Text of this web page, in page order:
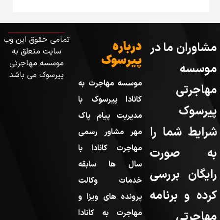
مهاجرت به
پیرسوک با
پیام پاک
مشاور رسمی
کانادا با
وکالت
های ویزا و
به کانادا
تمامی حقوق این وب
سایت متعلق به
موسسه مهاجرتی